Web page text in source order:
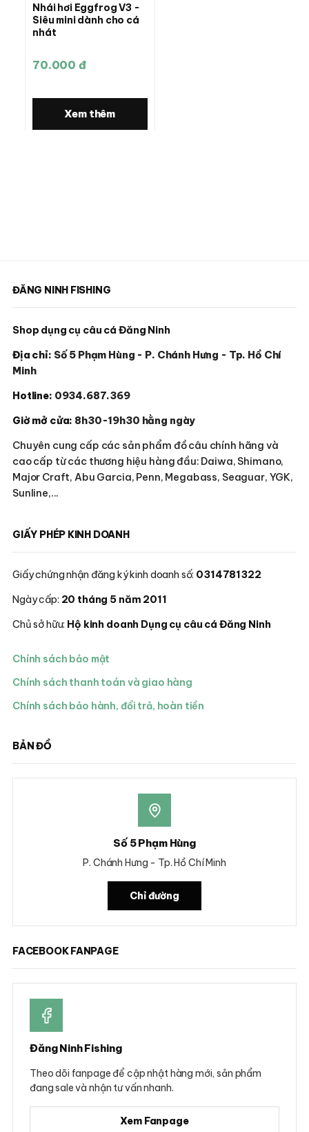
Nhái hơi Eggfrog V3 -
Siêu mini dành cho cá
nhát
70.000 đ
Xem thêm
ĐĂNG NINH FISHING
Shop dụng cụ câu cá Đăng Ninh
Địa chỉ: Số 5 Phạm Hùng - P. Chánh Hưng - Tp. Hồ Chí
Minh
Hotline: 0934.687.369
Giờ mở cửa: 8h30-19h30 hằng ngày
Chuyên cung cấp các sản phẩm đồ câu chính hãng và
cao cấp từ các thương hiệu hàng đầu: Daiwa, Shimano,
Major Craft, Abu Garcia, Penn, Megabass, Seaguar, YGK,
Sunline,...
GIẤY PHÉP KINH DOANH
Giấy chứng nhận đăng ký kinh doanh số: 0314781322
Ngày cấp: 20 tháng 5 năm 2011
Chủ sở hữu: Hộ kinh doanh Dụng cụ câu cá Đăng Ninh
Chính sách bảo mật
Chính sách thanh toán và giao hàng
Chính sách bảo hành, đổi trả, hoàn tiền
BẢN ĐỒ
Số 5 Phạm Hùng
P. Chánh Hưng - Tp. Hồ Chí Minh
Chỉ đường
FACEBOOK FANPAGE
Đăng Ninh Fishing
Theo dõi fanpage để cập nhật hàng mới, sản phẩm
đang sale và nhận tư vấn nhanh.
Xem Fanpage